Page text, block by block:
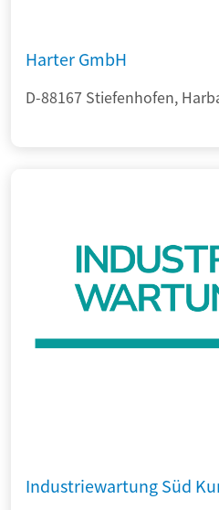
Harter GmbH
D-88167 Stiefenhofen,
Industriewartung Süd